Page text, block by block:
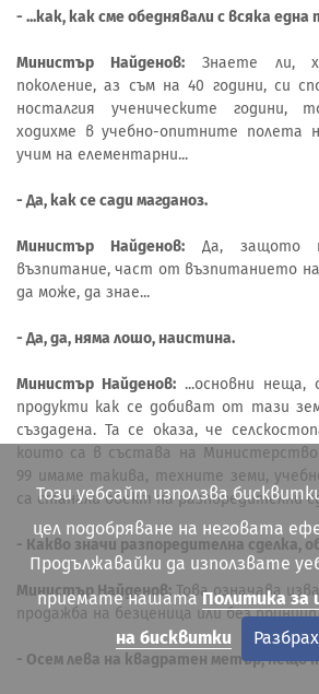
- ...как, как сме обеднявали с всяка една
Министър Найденов:Знаете ли,
поколение, аз съм на 40 години, си
носталгия ученическите години,
ходихме в учебно-опитните полета
учим на елементарни...
- Да, как се сади магданоз.
Министър Найденов:Да, защото
възпитание, част от възпитанието
да може, да знае...
- Да, да, няма лошо, наистина.
Министър Найденов: ...основни неща,
продукти как се добиват от тази
създадена. Та се оказа, че
които са в състава на
99 имаме такива, техните земи,
са станали обект на разпоредителни
- Какво значи разпоредителна сделка,
Министър Найденов:Това означава
продажба на безценица или без принцип.
- Осем лева на квадратен метър, нещо
Този уебсайт използва
цел подобряване на неговата
Продължавайки да използвате
приемате нашатаПолитика за
на бисквитки
Разбрах